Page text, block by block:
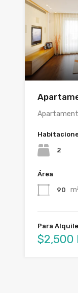
2
Área
90
Para
$2,500